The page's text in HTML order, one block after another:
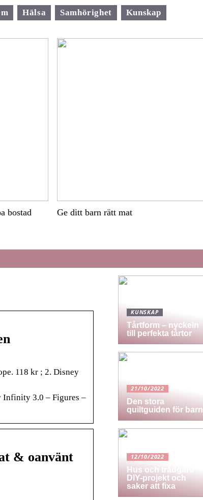
Hälsa Samhörighet Kunskap
bostad Ge ditt barn rätt mat
118 kr ; 2. Disney
3.0 – Figures –
& oanvänt
KUNSKAP
Tårtform – nyckeln
till perfekta tårtor
21/10/2022
Den stora
quiltguiden för barn
12/10/2022
Hus och trädgård
DIY-projekt och
saker att fixa